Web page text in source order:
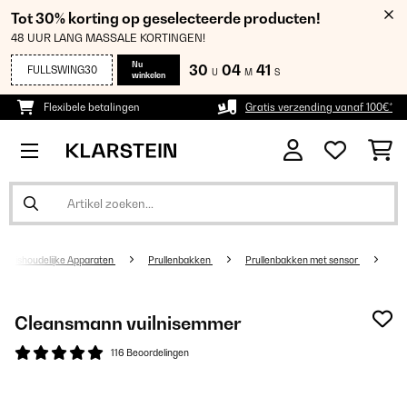
Tot 30% korting op geselecteerde producten!
48 UUR LANG MASSALE KORTINGEN!
FULLSWING30
Nu
winkelen
30 U 04 M 40 S
Flexibele betalingen Gratis verzending vanaf 100€*
Huishoudelijke Apparaten Prullenbakken Prullenbakken met sensor
Cleansmann vuilnisemmer
116 Beoordelingen